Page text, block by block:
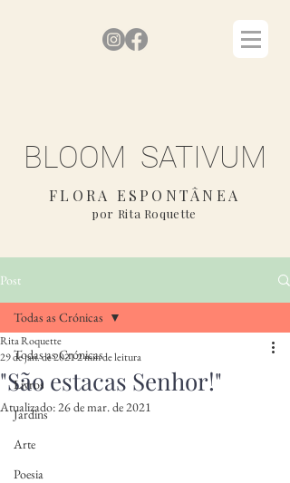
BLOOM SATIVUM
FLORA ESPONTÂNEA
por Rita Roquette
Post
Todas as Crónicas
Livros
Jardins
Arte
Poesia
Todas as Crónicas
"São estacas Senhor!"
Rita Roquette
29 de jan. de 20212 min de leitura
Atualizado:26 de mar. de 2021